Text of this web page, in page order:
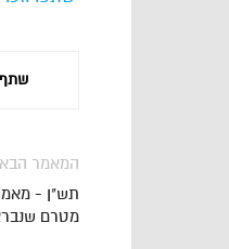
שתף
המאמר הבא
תש"ן -
מטרם